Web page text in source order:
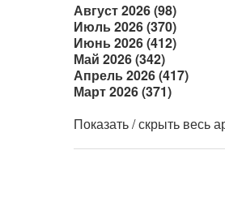
Август 2026 (98)
Июль 2026 (370)
Июнь 2026 (412)
Май 2026 (342)
Апрель 2026 (417)
Март 2026 (371)
Показать / скрыть весь